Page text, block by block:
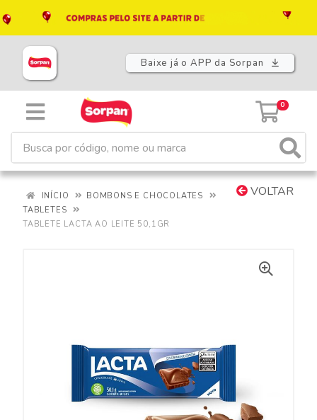
Baixe já o APP da Sorpan
0
VOLTAR
INÍCIO
BOMBONS E CHOCOLATES
TABLETES
TABLETE LACTA AO LEITE 50,1GR